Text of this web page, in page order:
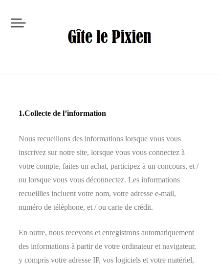
1.Collecte de l’information
Nous recueillons des informations lorsque vous vous
inscrivez sur notre site, lorsque vous vous connectez à
votre compte, faites un achat, participez à un concours, et /
ou lorsque vous vous déconnectez. Les informations
recueillies incluent votre nom, votre adresse e-mail,
numéro de téléphone, et / ou carte de crédit.
En outre, nous recevons et enregistrons automatiquement
des informations à partir de votre ordinateur et navigateur,
y compris votre adresse IP, vos logiciels et votre matériel,